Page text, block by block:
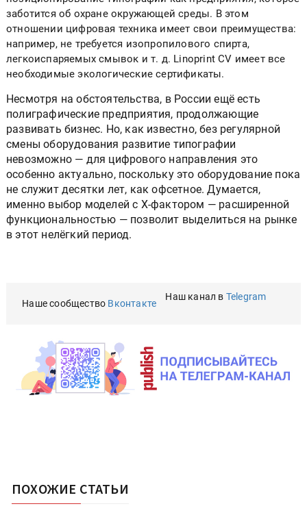
заботится об охране окружающей среды. В этом
отношении цифровая техника имеет свои преимущества:
например, не требуется изопропилового спирта,
легкоиспаряемых смывок и т. д. Linoprint CV имеет все
необходимые экологические сертификаты.
Несмотря на обстоятельства, в России ещё есть
полиграфические предприятия, продолжающие
развивать бизнес. Но, как известно, без регулярной
смены оборудования развитие типографии
невозможно — для цифрового направления это
особенно актуально, поскольку это оборудование пока
не служит десятки лет, как офсетное. Думается,
именно выбор моделей с X-фактором — расширенной
функциональностью — позволит выделиться на рынке
в этот нелёгкий период.
Наше сообщество Вконтакте
Наш канал в Telegram
ПОХОЖИЕ СТАТЬИ